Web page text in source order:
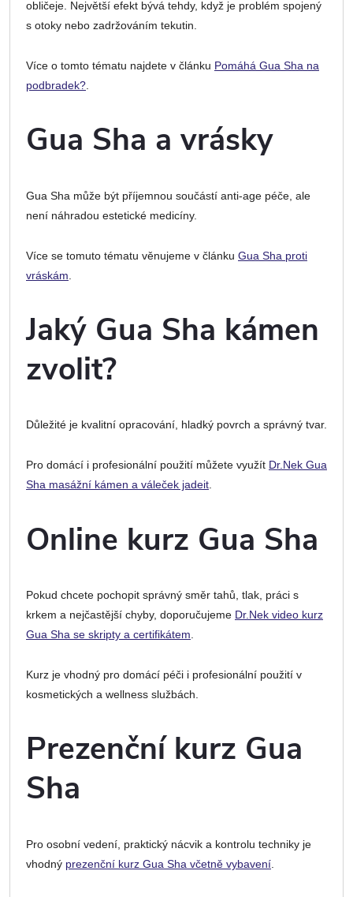
obličeje. Největší efekt bývá tehdy, když je problém spojený
s otoky nebo zadržováním tekutin.
Více o tomto tématu najdete v článku Pomáhá Gua Sha na
podbradek?
Gua Sha a vrásky
Gua Sha může být příjemnou součástí anti-age péče, ale
není náhradou estetické medicíny.
Více se tomuto tématu věnujeme v článku Gua Sha proti
vráskám
Jaký Gua Sha kámen
zvolit?
Důležité je kvalitní opracování, hladký povrch a správný tvar.
Pro domácí i profesionální použití můžete využít Dr.Nek Gua
Sha masážní kámen a váleček jadeit.
Online kurz Gua Sha
Pokud chcete pochopit správný směr tahů, tlak, práci s
krkem a nejčastější chyby, doporučujeme Dr.Nek video kurz
Gua Sha se skripty a certifikátem
Kurz je vhodný pro domácí péči i profesionální použití v
kosmetických a wellness službách.
Prezenční kurz Gua
Sha
Pro osobní vedení, praktický nácvik a kontrolu techniky je
vhodný prezenční kurz Gua Sha včetně vybavení